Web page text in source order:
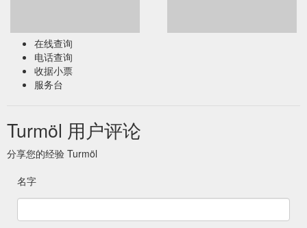
在线查询
电话查询
收据小票
服务台
Turmöl 用户评论
分享您的经验 Turmöl
名字